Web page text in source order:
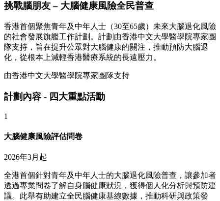
挑戰腦朋友 – 大腦健康風險全民普查
香港首個聚焦青年及中年人士（30至65歲）未來大腦退化風險
的社會發展旗艦工作計劃。計劃由香港中文大學醫學院專家團
隊支持，旨在提升公眾對大腦健康的關注，推動預防大腦退
化，從根本上減輕香港醫療系統的長遠壓力。
由香港中文大學醫學院專家團隊支持
計劃內容 - 四大重點活動
1
大腦健康風險評估問卷
2026年3月起
全港首個針對青年及中年人士的大腦退化風險普查，讓參加者
透過專業問卷了解自身腦健康狀況，獲得個人化分析與預防建
議。此舉有助建立全民腦健康基線數據，推動科研與政策發